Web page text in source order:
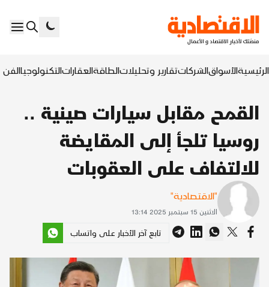
الرئيسيةالأسواقالشركاتتقارير وتحليلاتالطاقةالعقاراتالتكنولوجياالفن
القمح مقابل سيارات صينية ..
روسيا تلجأ إلى المقايضة
للالتفاف على العقوبات
"الاقتصادية"
الاثنين 15 سبتمبر 2025 13:14
تابع آخر الأخبار على واتساب